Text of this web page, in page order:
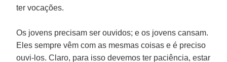
ter vocações.
Os jovens precisam ser ouvidos; e os jovens cansam.
Eles sempre vêm com as mesmas coisas e é preciso
ouvi-los. Claro, para isso devemos ter paciência, estar